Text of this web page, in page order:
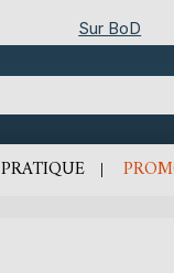
Sur BoD
PRATIQUE